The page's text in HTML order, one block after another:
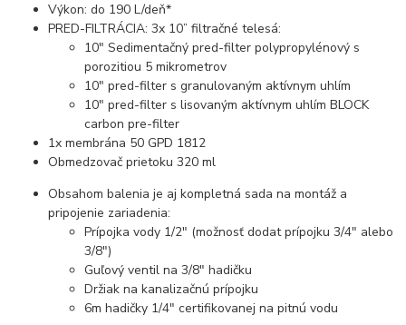
Výkon: do 190 L/deň*
PRED-FILTRÁCIA: 3x 10” filtračné telesá:
10" Sedimentačný pred-filter polypropylénový s
porozitiou 5 mikrometrov
10" pred-filter s granulovaným aktívnym uhlím
10" pred-filter s lisovaným aktívnym uhlím BLOCK
carbon pre-filter
1x membrána 50 GPD 1812
Obmedzovač prietoku 320 ml
Obsahom balenia je aj kompletná sada na montáž a
pripojenie zariadenia:
Prípojka vody 1/2" (možnosť dodat prípojku 3/4" alebo
3/8")
Guľový ventil na 3/8" hadičku
Držiak na kanalizačnú prípojku
6m hadičky 1/4" certifikovanej na pitnú vodu